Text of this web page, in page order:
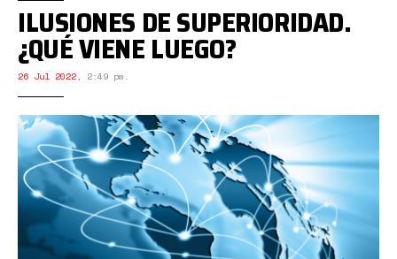
ILUSIONES DE SUPERIORIDAD.
¿QUÉ VIENE LUEGO?
26 Jul 2022, 2:49 pm.